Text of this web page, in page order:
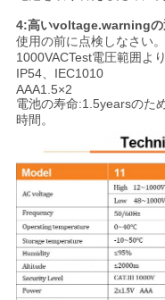
ニ
ュ
ー
場
合
4:高いvoltage.warningの
使用の前に点検しなさい。
1000VACTest電圧範囲よ
IP54、IEC1010
AAA1.5×2
電池の寿命:1.5yearsのた
時間。